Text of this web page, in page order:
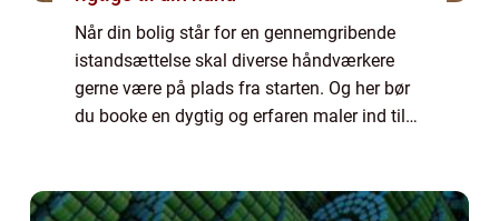
Når din bolig står for en gennemgribende
istandsættelse skal diverse håndværkere
gerne være på plads fra starten. Og her bør
du booke en dygtig og erfaren maler ind til